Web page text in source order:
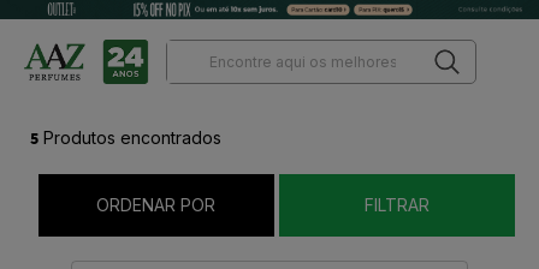
5 Produtos encontrados
ORDENAR POR FILTRAR